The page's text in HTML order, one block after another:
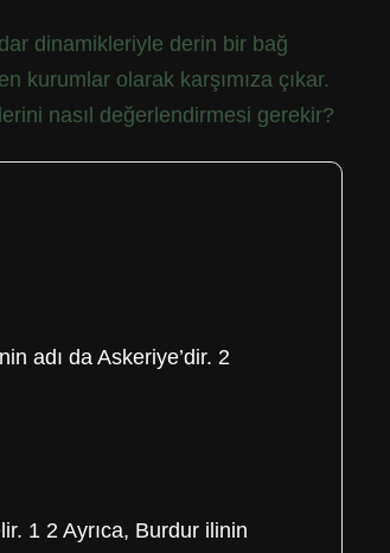
dinamikleriyle derin bir bağ
kurumlar olarak karşımıza çıkar.
nasıl değerlendirmesi gerekir?
adı da Askeriye’dir. 2
1 2 Ayrıca, Burdur ilinin